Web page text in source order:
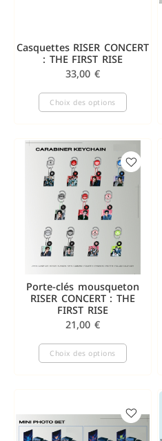
Casquettes RISER CONCERT
: THE FIRST RISE
33,00 €
Choix des options
Porte-clés mousqueton
RISER CONCERT : THE
FIRST RISE
21,00 €
Choix des options